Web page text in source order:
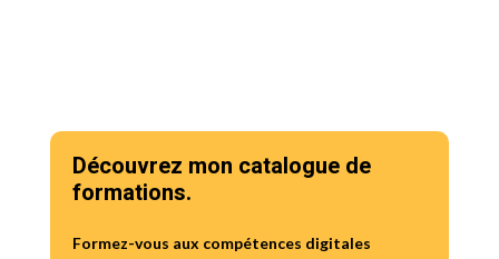
Découvrez mon catalogue de
formations.
Formez-vous aux compétences digitales